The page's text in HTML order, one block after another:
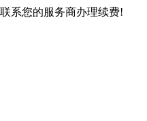
系您的服务商办理续费!